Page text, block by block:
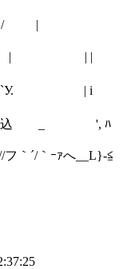
/ |
、 | | |
￣`У. | i
ﾆ込 _ ', ﾊ
｀ｰｧへ__L}-≦